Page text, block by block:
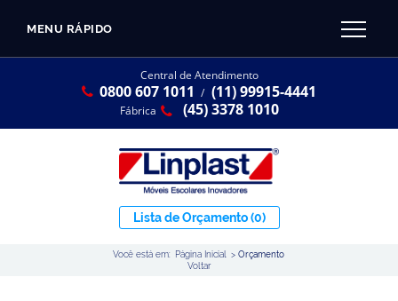
MENU RÁPIDO
Central de Atendimento
0800 607 1011 / (11) 99915-4441
Fábrica (45) 3378 1010
Lista de Orçamento(0)
Você está em: Página Inicial >Orçamento
Voltar
Linha Resina Plástica
CATÁLOGO LINPLAST 2025
SOBRE A EMPRESA